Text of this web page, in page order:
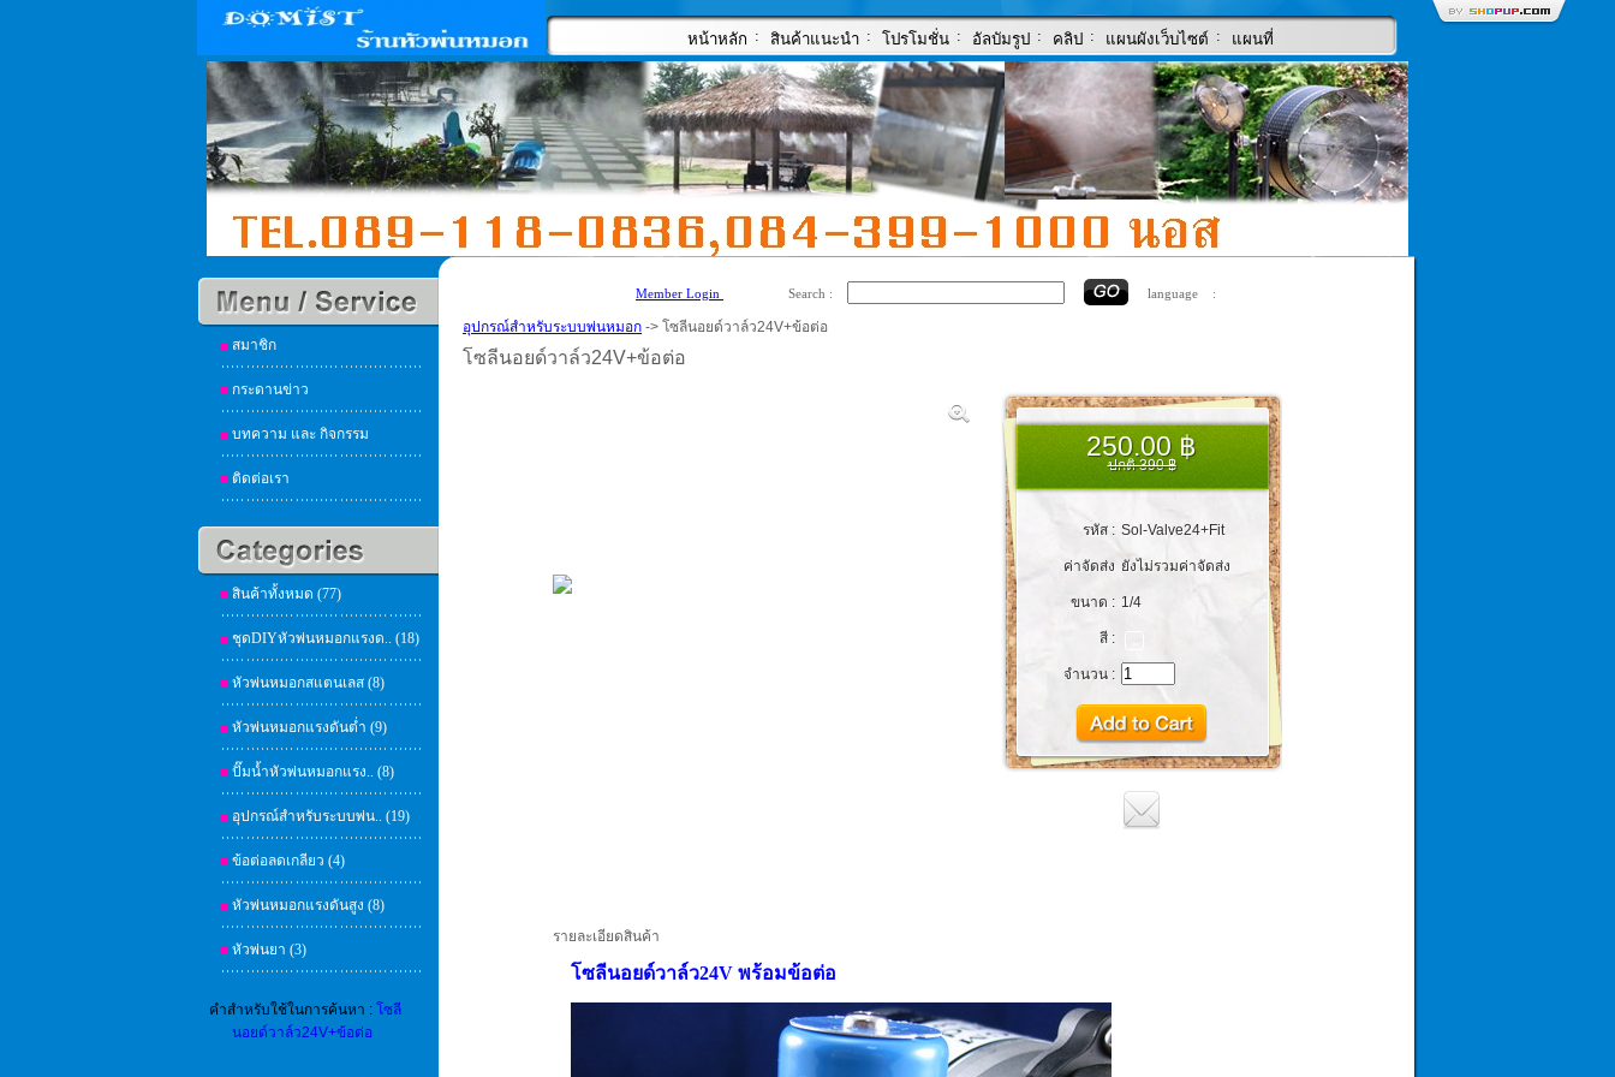
หน้าหลัก : สินค้าแนะนำ : โปรโมชั่น : อัลบัมรูป : คลิป : แผนผังเว็บไซต์ : แผนที่
สมาชิก
กระดานข่าว
บทความ และ กิจกรรม
ติดต่อเรา
สินค้าทั้งหมด (77)
ชุดDIYหัวพ่นหมอกแรงด.. (18)
หัวพ่นหมอกสแตนเลส (8)
หัวพ่นหมอกแรงดันต่ำ (9)
ปั๊มน้ำหัวพ่นหมอกแรง.. (8)
อุปกรณ์สำหรับระบบพ่น.. (19)
ข้อต่อลดเกลียว (4)
หัวพ่นหมอกแรงดันสูง (8)
หัวพ่นยา (3)
คำสำหรับใช้ในการค้นหา :โซลี
นอยด์วาล์ว24V+ข้อต่อ
Member Login Search : language :
อุปกรณ์สำหรับระบบพ่นหมอก -> โซลีนอยด์วาล์ว24V+ข้อต่อ
โซลีนอยด์วาล์ว24V+ข้อต่อ
250.00 ฿
ปกติ 390 ฿
รหัส : Sol-Valve24+Fit
ค่าจัดส่ง ยังไม่รวมค่าจัดส่ง
ขนาด : 1/4
สี :
จำนวน :
รายละเอียดสินค้า
โซลีนอยด์วาล์ว24V พร้อมข้อต่อ